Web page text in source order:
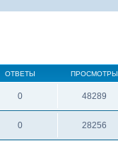
ОТВЕТЫ ПРОСМОТРЫ
0 48289
0 28256